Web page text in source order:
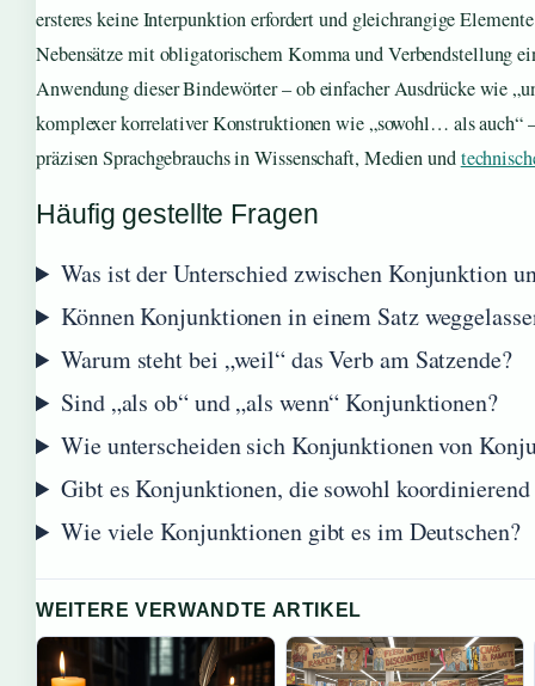
ersteres keine Interpunktion erfordert und gleichrangige
Nebensätze mit obligatorischem Komma und Verbendstellung
Anwendung dieser Bindewörter – ob einfacher Ausdrücke wie
komplexer korrelativer Konstruktionen wie „sowohl… als auch“
präzisen Sprachgebrauchs in Wissenschaft, Medien und
Häufig gestellte Fragen
Was ist der Unterschied zwischen Konjunktion
Können Konjunktionen in einem Satz
Warum steht bei „weil“ das Verb am Satzende?
Sind „als ob“ und „als wenn“ Konjunktionen?
Wie unterscheiden sich Konjunktionen von
Gibt es Konjunktionen, die sowohl
Wie viele Konjunktionen gibt es im Deutschen?
WEITERE VERWANDTE ARTIKEL